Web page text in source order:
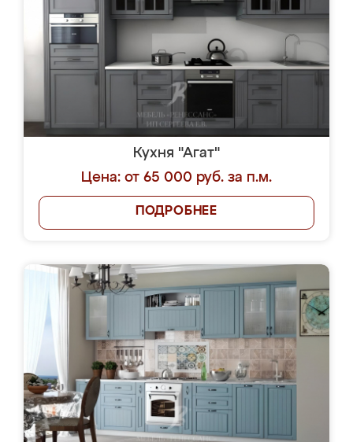
Кухня "Агат"
Цена: от 65 000 руб. за п.м.
ПОДРОБНЕЕ